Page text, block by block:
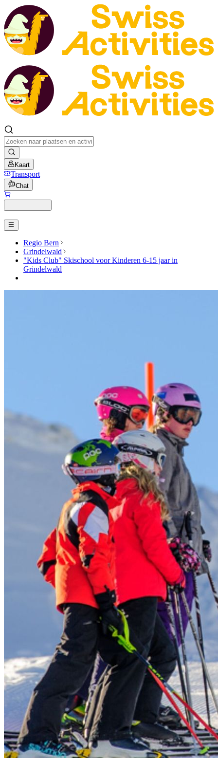
Kaart
Transport
Chat
Regio Bern
Grindelwald
"Kids Club" Skischool voor Kinderen 6-15 jaar in
Grindelwald